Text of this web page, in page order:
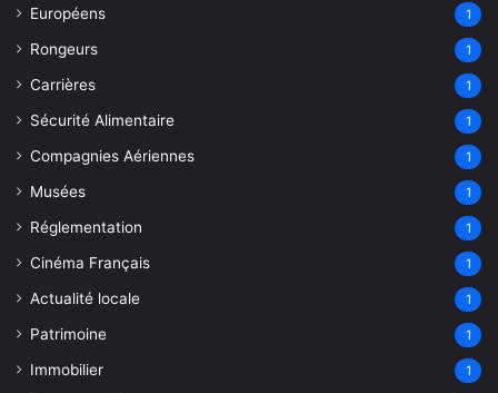
Européens 1
Rongeurs 1
Carrières 1
Sécurité Alimentaire 1
Compagnies Aériennes 1
Musées 1
Réglementation 1
Cinéma Français 1
Actualité locale 1
Patrimoine 1
Immobilier 1